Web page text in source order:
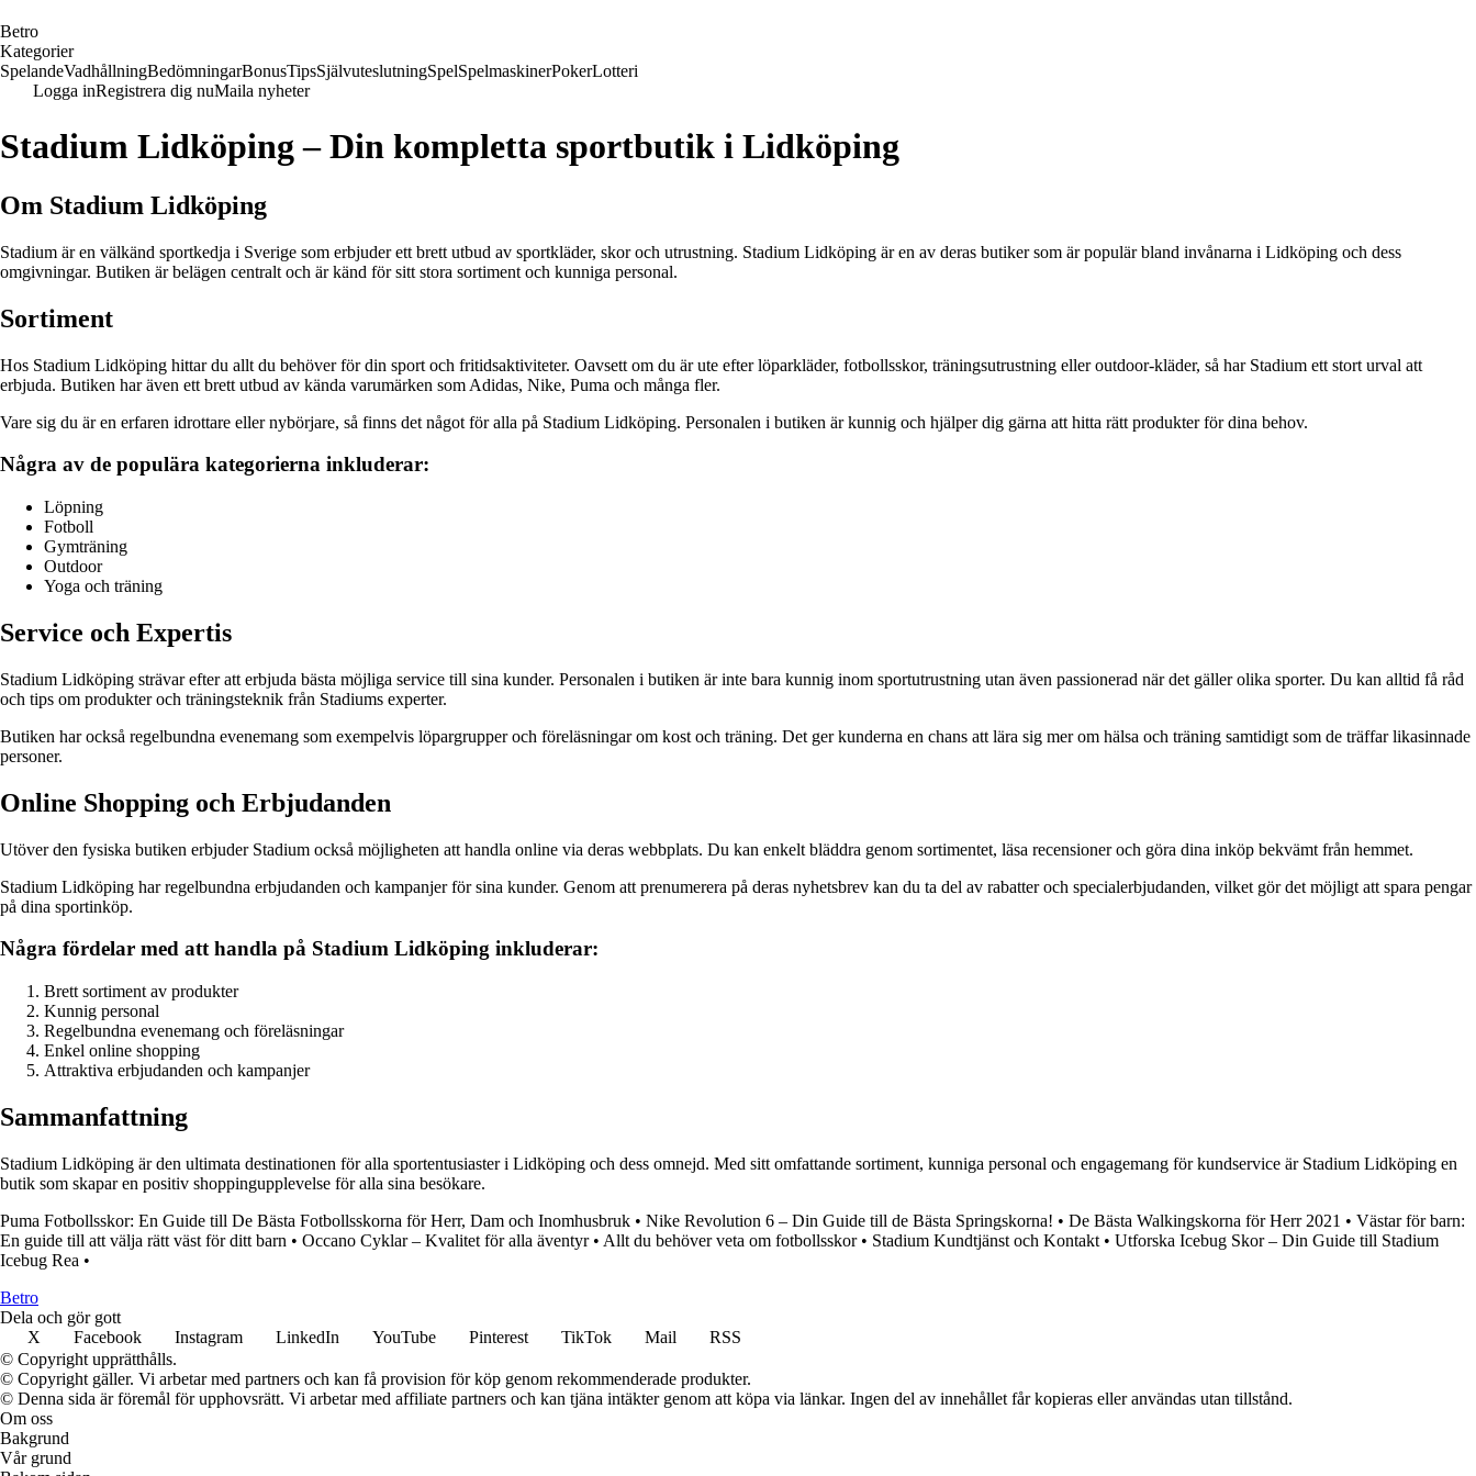
Betro
Kategorier
SpelandeVadhållningBedömningarBonusTipsSjälvuteslutningSpelSpelmaskinerPokerLotteri
Logga inRegistrera dig nuMaila nyheter
Stadium Lidköping – Din kompletta sportbutik i Lidköping
Om Stadium Lidköping
Stadium är en välkänd sportkedja i Sverige som erbjuder ett brett utbud av sportkläder, skor och utrustning. Stadium Lidköping är en av deras butiker som är populär bland invånarna i Lidköping och dess
omgivningar. Butiken är belägen centralt och är känd för sitt stora sortiment och kunniga personal.
Sortiment
Hos Stadium Lidköping hittar du allt du behöver för din sport och fritidsaktiviteter. Oavsett om du är ute efter löparkläder, fotbollsskor, träningsutrustning eller outdoor-kläder, så har Stadium ett stort urval att
erbjuda. Butiken har även ett brett utbud av kända varumärken som Adidas, Nike, Puma och många fler.
Vare sig du är en erfaren idrottare eller nybörjare, så finns det något för alla på Stadium Lidköping. Personalen i butiken är kunnig och hjälper dig gärna att hitta rätt produkter för dina behov.
Några av de populära kategorierna inkluderar:
Löpning
Fotboll
Gymträning
Outdoor
Yoga och träning
Service och Expertis
Stadium Lidköping strävar efter att erbjuda bästa möjliga service till sina kunder. Personalen i butiken är inte bara kunnig inom sportutrustning utan även passionerad när det gäller olika sporter. Du kan alltid få råd
och tips om produkter och träningsteknik från Stadiums experter.
Butiken har också regelbundna evenemang som exempelvis löpargrupper och föreläsningar om kost och träning. Det ger kunderna en chans att lära sig mer om hälsa och träning samtidigt som de träffar likasinnade
personer.
Online Shopping och Erbjudanden
Utöver den fysiska butiken erbjuder Stadium också möjligheten att handla online via deras webbplats. Du kan enkelt bläddra genom sortimentet, läsa recensioner och göra dina inköp bekvämt från hemmet.
Stadium Lidköping har regelbundna erbjudanden och kampanjer för sina kunder. Genom att prenumerera på deras nyhetsbrev kan du ta del av rabatter och specialerbjudanden, vilket gör det möjligt att spara pengar
på dina sportinköp.
Några fördelar med att handla på Stadium Lidköping inkluderar:
Brett sortiment av produkter
Kunnig personal
Regelbundna evenemang och föreläsningar
Enkel online shopping
Attraktiva erbjudanden och kampanjer
Sammanfattning
Stadium Lidköping är den ultimata destinationen för alla sportentusiaster i Lidköping och dess omnejd. Med sitt omfattande sortiment, kunniga personal och engagemang för kundservice är Stadium Lidköping en
butik som skapar en positiv shoppingupplevelse för alla sina besökare.
Puma Fotbollsskor: En Guide till De Bästa Fotbollsskorna för Herr, Dam och Inomhusbruk • Nike Revolution 6 – Din Guide till de Bästa Springskorna! • De Bästa Walkingskorna för Herr 2021 • Västar för barn:
En guide till att välja rätt väst för ditt barn • Occano Cyklar – Kvalitet för alla äventyr• Allt du behöver veta om fotbollsskor• Stadium Kundtjänst och Kontakt • Utforska Icebug Skor – Din Guide till Stadium
Icebug Rea •
Betro
Dela och gör gott
X
Facebook Instagram LinkedIn YouTube Pinterest TikTok Mail
RSS
© Copyright upprätthålls.
© Copyright gäller. Vi arbetar med partners och kan få provision för köp genom rekommenderade produkter.
© Denna sida är föremål för upphovsrätt. Vi arbetar med affiliate partners och kan tjäna intäkter genom att köpa via länkar. Ingen del av innehållet får kopieras eller användas utan tillstånd.
Om oss
Bakgrund
Vår grund